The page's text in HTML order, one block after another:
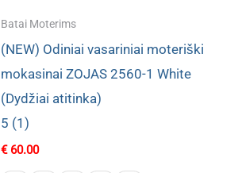
Batai Moterims
(NEW) Odiniai vasariniai moteriški
mokasinai ZOJAS 2560-1 White
(Dydžiai atitinka)
5 (1)
€60.00